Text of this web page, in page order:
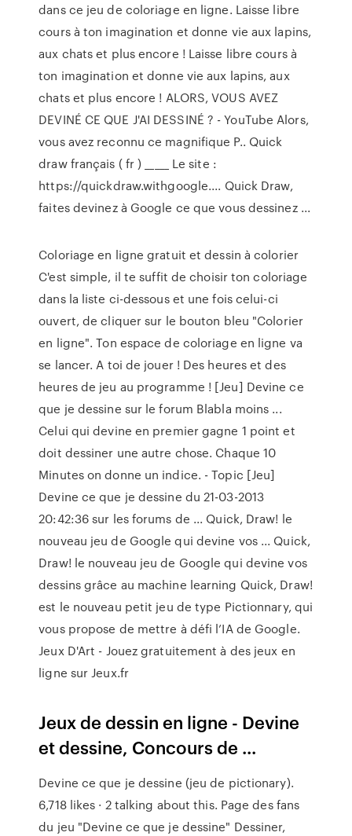
dans ce jeu de coloriage en ligne. Laisse libre
cours à ton imagination et donne vie aux lapins,
aux chats et plus encore ! Laisse libre cours à
ton imagination et donne vie aux lapins, aux
chats et plus encore ! ALORS, VOUS AVEZ
DEVINÉ CE QUE J'AI DESSINÉ ? - YouTube Alors,
vous avez reconnu ce magnifique P.. Quick
draw français ( fr ) _____ Le site :
https://quickdraw.withgoogle.... Quick Draw,
faites devinez à Google ce que vous dessinez ...
Coloriage en ligne gratuit et dessin à colorier
C'est simple, il te suffit de choisir ton coloriage
dans la liste ci-dessous et une fois celui-ci
ouvert, de cliquer sur le bouton bleu "Colorier
en ligne". Ton espace de coloriage en ligne va
se lancer. A toi de jouer ! Des heures et des
heures de jeu au programme ! [Jeu] Devine ce
que je dessine sur le forum Blabla moins ...
Celui qui devine en premier gagne 1 point et
doit dessiner une autre chose. Chaque 10
Minutes on donne un indice. - Topic [Jeu]
Devine ce que je dessine du 21-03-2013
20:42:36 sur les forums de ... Quick, Draw! le
nouveau jeu de Google qui devine vos ... Quick,
Draw! le nouveau jeu de Google qui devine vos
dessins grâce au machine learning Quick, Draw!
est le nouveau petit jeu de type Pictionnary, qui
vous propose de mettre à défi l’IA de Google.
Jeux D'Art - Jouez gratuitement à des jeux en
ligne sur Jeux.fr
Jeux de dessin en ligne - Devine
et dessine, Concours de ...
Devine ce que je dessine (jeu de pictionary).
6,718 likes · 2 talking about this. Page des fans
du jeu "Devine ce que je dessine" Dessiner,